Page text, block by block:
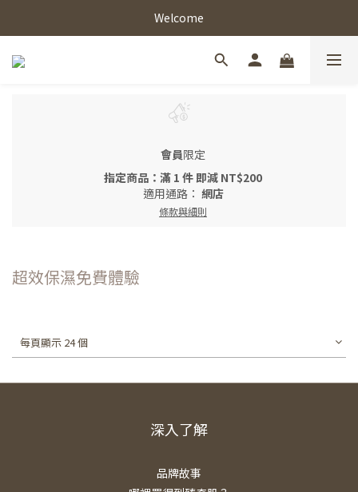
Welcome
會員限定
指定商品：滿 1 件 即減 NT$200
適用通路： 網店
條款與細則
超效保濕免費體驗
每頁顯示 24 個
深入了解
品牌故事